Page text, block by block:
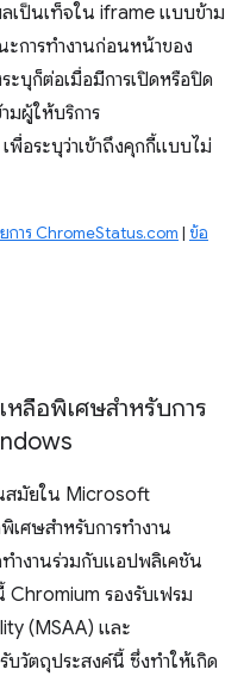
เป็นเท็จใน iframe แบบข้าม
การทำงานก่อนหน้าของ
ะบุก็ต่อเมื่อมีการเปิดหรือปิด
มผู้ให้บริการ
เพื่อระบุว่าเข้าถึงคุกกี้แบบไม่
ยการ ChromeStatus.com | ข้อ
หลือพิเศษสำหรับการ
สมัยใน Microsoft
เศษสำหรับการทำงาน
ำงานร่วมกับแอปพลิเคชัน
รองรับเฟรม
(MSAA) และ
บวัตถุประสงค์นี้ ซึ่งทำให้เกิด